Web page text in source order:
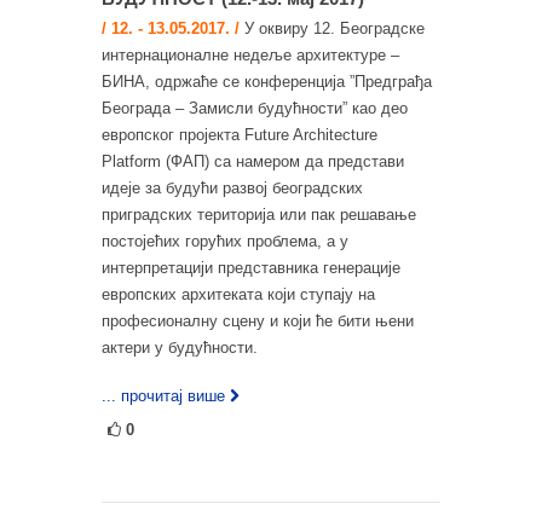
/ 12. - 13.05.2017. / У оквиру 12. Београдске
интернационалне недеље архитектуре –
БИНА, одржаће се конференција ”Предграђа
Београда – Замисли будућности” као део
европског пројекта Future Architecture
Platform (ФАП) са намером да представи
идеје за будући развој београдских
приградских територија или пак решавање
постојећих горућих проблема, а у
интерпретацији представника генерације
европских архитеката који ступају на
професионалну сцену и који ће бити њени
актери у будућности.
... прочитај више
0